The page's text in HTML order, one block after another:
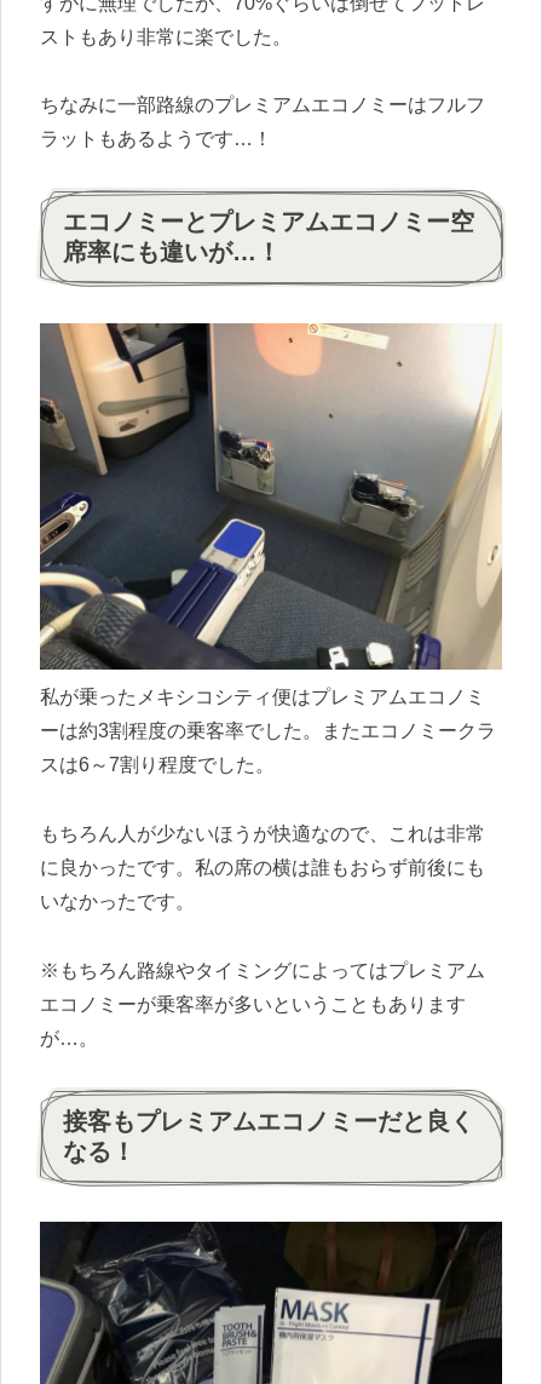
ストもあり非常に楽でした。
ちなみに一部路線のプレミアムエコノミーはフルフ
ラットもあるようです…！
エコノミーとプレミアムエコノミー空
席率にも違いが…！
私が乗ったメキシコシティ便はプレミアムエコノミ
ーは約3割程度の乗客率でした。またエコノミークラ
スは6～7割り程度でした。
もちろん人が少ないほうが快適なので、これは非常
に良かったです。私の席の横は誰もおらず前後にも
いなかったです。
※もちろん路線やタイミングによってはプレミアム
エコノミーが乗客率が多いということもあります
が…。
接客もプレミアムエコノミーだと良く
なる！